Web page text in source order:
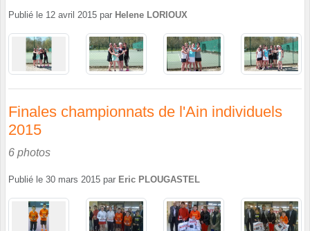
Publié le 12 avril 2015 par Helene LORIOUX
Finales championnats de l'Ain individuels
2015
6 photos
Publié le 30 mars 2015 par Eric PLOUGASTEL